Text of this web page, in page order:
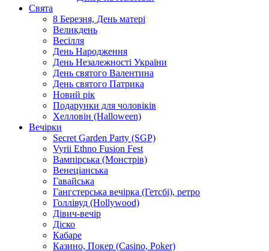
Свята
8 Березня, День матері
Великдень
Весілля
День Народження
День Незалежності України
День святого Валентина
День святого Патрика
Новий рік
Подарунки для чоловіків
Хелловін (Halloween)
Вечірки
Secret Garden Party (SGP)
Vyrii Ethno Fusion Fest
Вампірська (Монстрів)
Венеціанська
Гавайська
Гангстерська вечірка (Гетсбі), ретро
Голлівуд (Hollywood)
Дівич-вечір
Діско
Кабаре
Казино, Покер (Casino, Poker)